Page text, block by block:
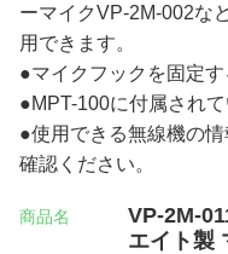
ーマイクVP-2M-002な
用できます。
●マイクフックを固定す
●MPT-100に付属され
●使用できる無線機の情
確認ください。
商品名
VP-2M-
エイト製